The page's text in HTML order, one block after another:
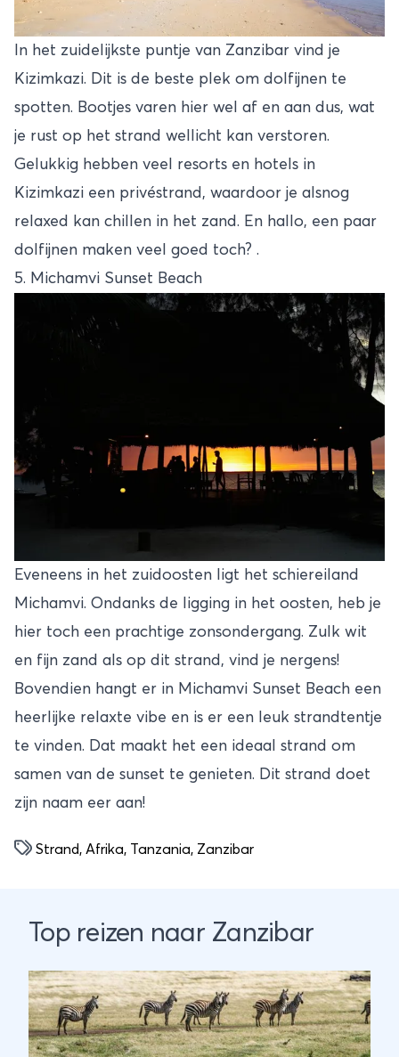
In het zuidelijkste puntje van Zanzibar vind je
Kizimkazi. Dit is de beste plek om dolfijnen te
spotten. Bootjes varen hier wel af en aan dus, wat
je rust op het strand wellicht kan verstoren.
Gelukkig hebben veel resorts en hotels in
Kizimkazi een privéstrand, waardoor je alsnog
relaxed kan chillen in het zand. En hallo, een paar
dolfijnen maken veel goed toch? .
5. Michamvi Sunset Beach
Eveneens in het zuidoosten ligt het schiereiland
Michamvi. Ondanks de ligging in het oosten, heb je
hier toch een prachtige zonsondergang. Zulk wit
en fijn zand als op dit strand, vind je nergens!
Bovendien hangt er in Michamvi Sunset Beach een
heerlijke relaxte vibe en is er een leuk strandtentje
te vinden. Dat maakt het een ideaal strand om
samen van de sunset te genieten. Dit strand doet
zijn naam eer aan!
Strand, Afrika, Tanzania, Zanzibar
Top reizen naar Zanzibar